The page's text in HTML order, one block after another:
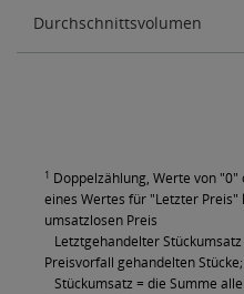
Durchschnittsvolumen
1 Doppelzählung, Werte von
eines Wertes für "Letzter Preis"
umsatzlosen Preis
Letztgehandelter
Preisvorfall gehandelten Stücke;
Stückumsatz = die Summe